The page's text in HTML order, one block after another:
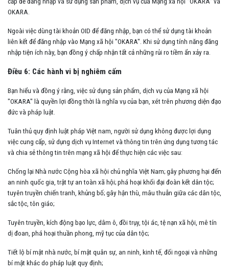
OKARA.
Ngoài việc dùng tài khoản OID để đăng nhập, bạn có thể sử dụng tài khoản
liên kết để đăng nhập vào Mạng xã hội "OKARA". Khi sử dụng tính năng đăng
nhập tiện ích này, bạn đồng ý chấp nhận tất cả những rủi ro tiềm ẩn xảy ra.
Điều 6: Các hành vi bị nghiêm cấm
Bạn hiểu và đồng ý rằng, việc sử dụng sản phẩm, dịch vụ của Mạng xã hội
"OKARA" là quyền lợi đồng thời là nghĩa vụ của bạn, xét trên phương diện đạo
đức và pháp luật.
Tuân thủ quy định luật pháp Việt nam, người sử dụng không được lợi dụng
việc cung cấp, sử dụng dịch vụ Internet và thông tin trên ứng dụng tương tác
và chia sẻ thông tin trên mạng xã hội để thực hiện các việc sau:
Chống lại Nhà nước Cộng hòa xã hội chủ nghĩa Việt Nam; gây phương hại đến
an ninh quốc gia, trật tự an toàn xã hội; phá hoại khối đại đoàn kết dân tộc;
tuyên truyền chiến tranh, khủng bố; gây hận thù, mâu thuẫn giữa các dân tộc,
sắc tộc, tôn giáo;
Tuyên truyền, kích động bạo lực, dâm ô, đồi trụy, tội ác, tệ nạn xã hội, mê tín
dị đoan, phá hoại thuần phong, mỹ tục của dân tộc;
Tiết lộ bí mật nhà nước, bí mật quân sự, an ninh, kinh tế, đối ngoại và những
bí mật khác do pháp luật quy định;